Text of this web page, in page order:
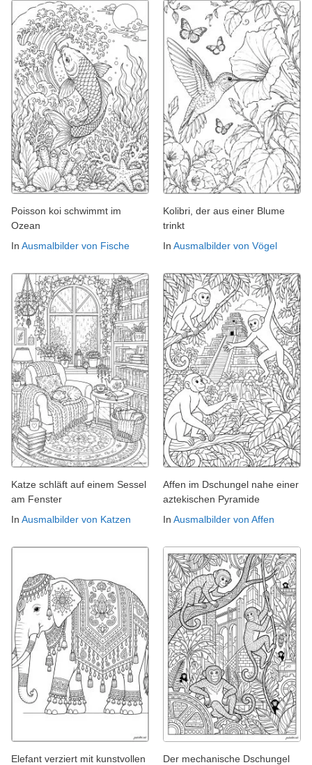
Poisson koi schwimmt im
Ozean
In Ausmalbilder von Fische
Kolibri, der aus einer Blume
trinkt
In Ausmalbilder von Vögel
Katze schläft auf einem Sessel
am Fenster
In Ausmalbilder von Katzen
Affen im Dschungel nahe einer
aztekischen Pyramide
In Ausmalbilder von Affen
Elefant verziert mit kunstvollen
Der mechanische Dschungel